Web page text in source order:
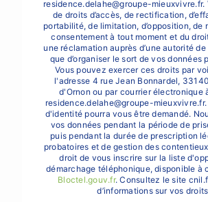
residence.delahe@groupe-mieuxvivre.fr.
de droits d’accès, de rectification,
portabilité, de limitation, d’opposition, de
consentement à tout moment et du
une réclamation auprès d’une autorité
que d’organiser le sort de vos données
Vous pouvez exercer ces droits par
l'adresse 4 rue Jean Bonnardel,
d'Ornon ou par courrier électronique
residence.delahe@groupe-
d'identité pourra vous être demandé.
vos données pendant la période de
puis pendant la durée de prescription
probatoires et de gestion des
droit de vous inscrire sur la liste
démarchage téléphonique, disponible à
Bloctel.gouv.fr. Consultez le site
d’informations sur vos